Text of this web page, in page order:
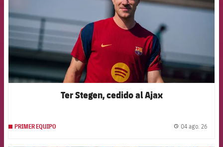
Ter Stegen, cedido al Ajax
PRIMER EQUIPO 04 ago. 26